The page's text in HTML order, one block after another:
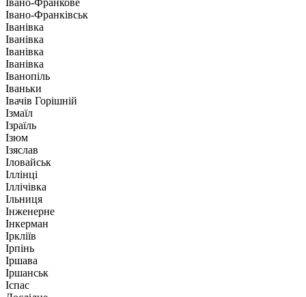
Івано-Франківськ
Іванівка
Іванівка
Іванівка
Іванівка
Іванопіль
Іваньки
Івачів Горішній
Ізмаїл
Ізраїль
Ізюм
Ізяслав
Іловайськ
Іллінці
Іллічівка
Ільниця
Інженерне
Інкерман
Іркліїв
Ірпінь
Іршава
Іршанськ
Іспас